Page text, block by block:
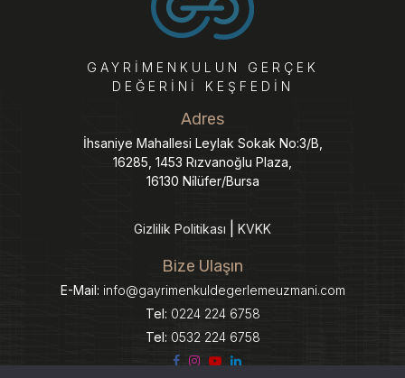
Adres
İhsaniye Mahallesi Leylak Sokak No:3/B,
16285, 1453 Rızvanoğlu Plaza,
16130 Ni̇lüfer/Bursa
Gizlilik Politikası KVKK
GAYRIMENKULUN GERÇEK
DEĞERINI KEŞFEDIN
Bize Ulaşın
E-Mail: info@gayrimenkuldegerlemeuzmani.com
Tel: 0224 224 6758
Tel: 0532 224 6758